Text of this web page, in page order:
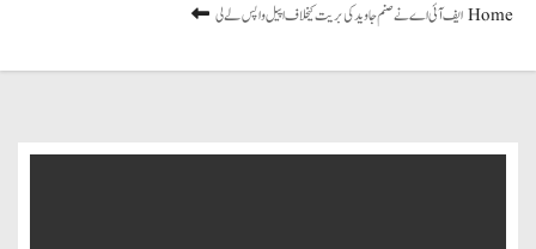
Homeایف آئی اے نے صنم جاوید کی بریت کیخلاف اپیل واپس لے لی